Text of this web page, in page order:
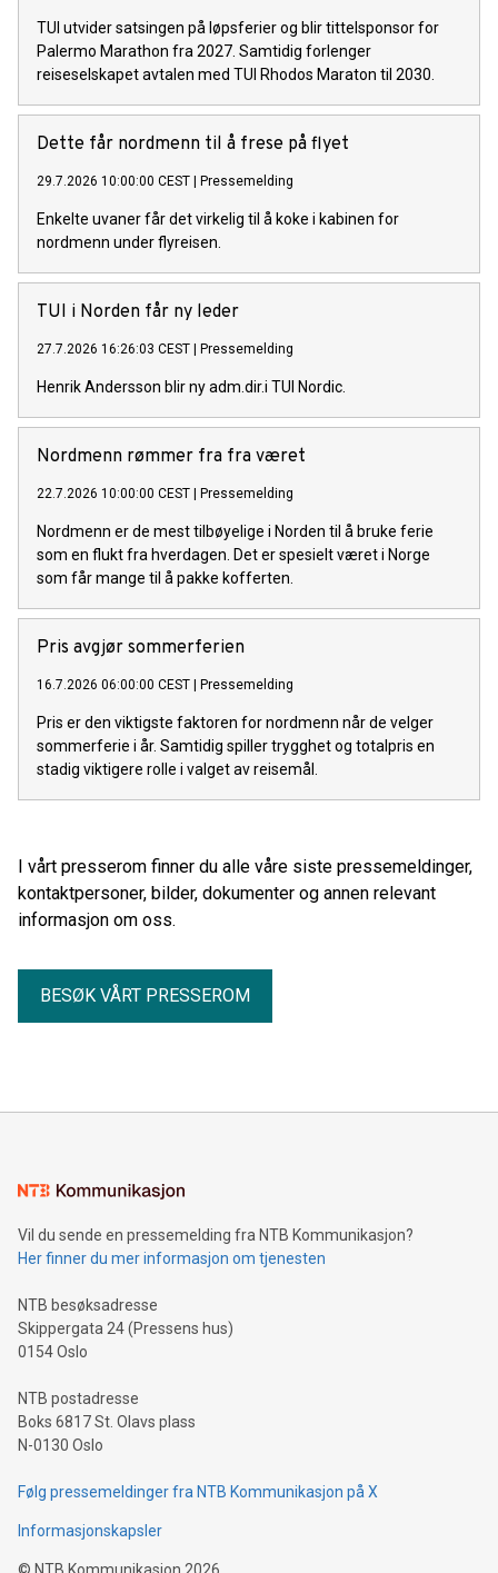
TUI utvider satsingen på løpsferier og blir tittelsponsor for
Palermo Marathon fra 2027. Samtidig forlenger
reiseselskapet avtalen med TUI Rhodos Maraton til 2030.
Dette får nordmenn til å frese på flyet
29.7.2026 10:00:00 CEST Pressemelding
Enkelte uvaner får det virkelig til å koke i kabinen for
nordmenn under flyreisen.
TUI i Norden får ny leder
27.7.2026 16:26:03 CEST Pressemelding
Henrik Andersson blir ny adm.dir.i TUI Nordic.
Nordmenn rømmer fra fra været
22.7.2026 10:00:00 CEST Pressemelding
Nordmenn er de mest tilbøyelige i Norden til å bruke ferie
som en flukt fra hverdagen. Det er spesielt været i Norge
som får mange til å pakke kofferten.
Pris avgjør sommerferien
16.7.2026 06:00:00 CEST Pressemelding
Pris er den viktigste faktoren for nordmenn når de velger
sommerferie i år. Samtidig spiller trygghet og totalpris en
stadig viktigere rolle i valget av reisemål.
I vårt presserom finner du alle våre siste pressemeldinger,
kontaktpersoner, bilder, dokumenter og annen relevant
informasjon om oss.
BESØK VÅRT PRESSEROM
Vil du sende en pressemelding fra NTB Kommunikasjon?
Her finner du mer informasjon om tjenesten
NTB besøksadresse
Skippergata 24 (Pressens hus)
0154 Oslo
NTB postadresse
Boks 6817 St. Olavs plass
N-0130 Oslo
Følg pressemeldinger fra NTB Kommunikasjon på X
Informasjonskapsler